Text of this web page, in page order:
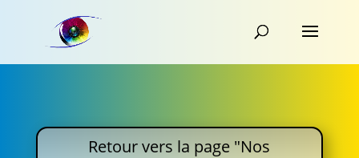
Retour vers la page "Nos